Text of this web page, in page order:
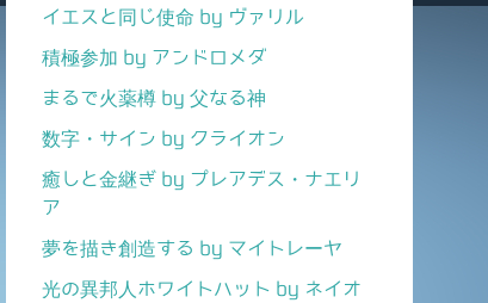
イエスと同じ使命 by ヴァリル
積極参加 by アンドロメダ
まるで火薬樽 by 父なる神
数字・サイン by クライオン
癒しと金継ぎ by プレアデス・ナエリ
ア
夢を描き創造する by マイトレーヤ
光の異邦人ホワイトハット by ネイオ